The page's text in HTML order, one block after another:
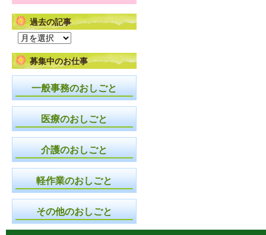
過去の記事
の
記
募集中のお仕事
一般事務のおしごと
医療のおしごと
介護のおしごと
軽作業のおしごと
その他のおしごと